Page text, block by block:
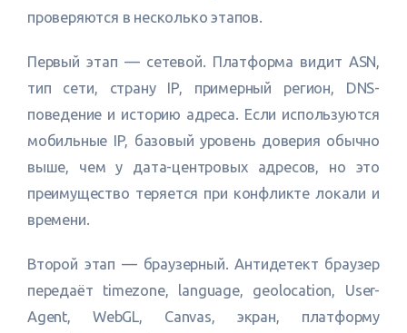
проверяются в несколько этапов.
Первый этап — сетевой. Платформа видит ASN,
тип сети, страну IP, примерный регион, DNS-
поведение и историю адреса. Если используются
мобильные IP, базовый уровень доверия обычно
выше, чем у дата-центровых адресов, но это
преимущество теряется при конфликте локали и
времени.
Второй этап — браузерный. Антидетект браузер
передаёт timezone, language, geolocation, User-
Agent, WebGL, Canvas, экран, платформу